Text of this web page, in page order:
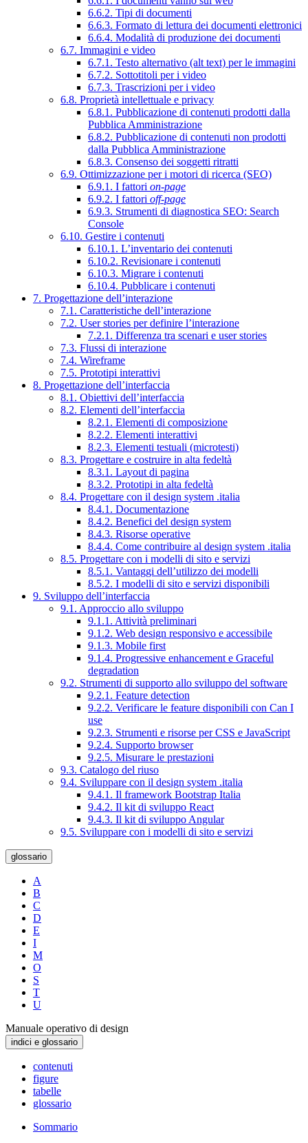
6.6.2. Tipi di documenti
6.6.3. Formato di lettura dei documenti elettronici
6.6.4. Modalità di produzione dei documenti
6.7. Immagini e video
6.7.1. Testo alternativo (alt text) per le immagini
6.7.2. Sottotitoli per i video
6.7.3. Trascrizioni per i video
6.8. Proprietà intellettuale e privacy
6.8.1. Pubblicazione di contenuti prodotti dalla
Pubblica Amministrazione
6.8.2. Pubblicazione di contenuti non prodotti
dalla Pubblica Amministrazione
6.8.3. Consenso dei soggetti ritratti
6.9. Ottimizzazione per i motori di ricerca (SEO)
6.9.1. I fattori on-page
6.9.2. I fattori off-page
6.9.3. Strumenti di diagnostica SEO: Search
Console
6.10. Gestire i contenuti
6.10.1. L’inventario dei contenuti
6.10.2. Revisionare i contenuti
6.10.3. Migrare i contenuti
6.10.4. Pubblicare i contenuti
7. Progettazione dell’interazione
7.1. Caratteristiche dell’interazione
7.2. User stories per definire l’interazione
7.2.1. Differenza tra scenari e user stories
7.3. Flussi di interazione
7.4. Wireframe
7.5. Prototipi interattivi
8. Progettazione dell’interfaccia
8.1. Obiettivi dell’interfaccia
8.2. Elementi dell’interfaccia
8.2.1. Elementi di composizione
8.2.2. Elementi interattivi
8.2.3. Elementi testuali (microtesti)
8.3. Progettare e costruire in alta fedeltà
8.3.1. Layout di pagina
8.3.2. Prototipi in alta fedeltà
8.4. Progettare con il design system .italia
8.4.1. Documentazione
8.4.2. Benefici del design system
8.4.3. Risorse operative
8.4.4. Come contribuire al design system .italia
8.5. Progettare con i modelli di sito e servizi
8.5.1. Vantaggi dell’utilizzo dei modelli
8.5.2. I modelli di sito e servizi disponibili
9. Sviluppo dell’interfaccia
9.1. Approccio allo sviluppo
9.1.1. Attività preliminari
9.1.2. Web design responsivo e accessibile
9.1.3. Mobile first
9.1.4. Progressive enhancement e Graceful
degradation
9.2. Strumenti di supporto allo sviluppo del software
9.2.1. Feature detection
9.2.2. Verificare le feature disponibili con Can I
use
9.2.3. Strumenti e risorse per CSS e JavaScript
9.2.4. Supporto browser
9.2.5. Misurare le prestazioni
9.3. Catalogo del riuso
9.4. Sviluppare con il design system .italia
9.4.1. Il framework Bootstrap Italia
9.4.2. Il kit di sviluppo React
9.4.3. Il kit di sviluppo Angular
9.5. Sviluppare con i modelli di sito e servizi
glossario
A
B
C
D
E
I
M
O
S
T
U
Manuale operativo di design
indici e glossario
contenuti
figure
tabelle
glossario
Sommario